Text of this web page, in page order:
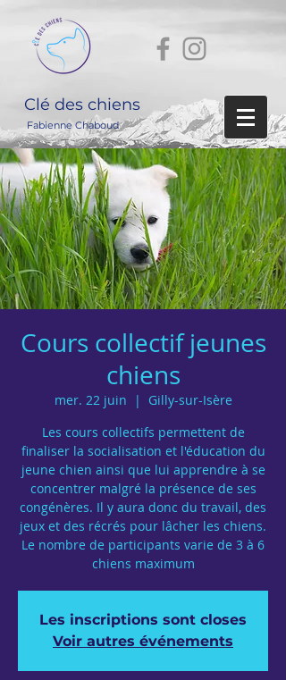
Clé des chiens
Fabienne Chaboud
Cours collectif jeunes
chiens
mer. 22 juin
  |
Gilly-sur-Isère
Les cours collectifs permettent de
finaliser la socialisation et l'éducation du
jeune chien ainsi que lui apprendre à se
concentrer malgré la présence de ses
congénères. Il y aura donc du travail, des
jeux et des récrés pour lâcher les chiens.
Le nombre de participants varie de 3 à 6
chiens maximum
Les inscriptions sont closes
Voir autres événements